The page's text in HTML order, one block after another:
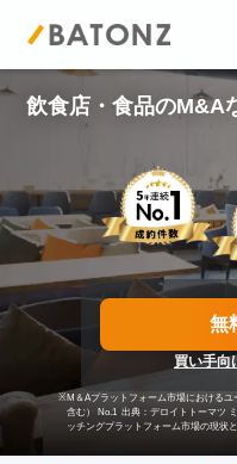
トップページ
M&A案件一覧
売りたい方へ
買いたい方へ
成約事例
飲食店・食品のM&A
無
買い手向
※M＆Aプラットフォーム市場におけるユ
含む） No.1 出典：デロイトトーマツ
ッチングプラットフォーム市場の現状